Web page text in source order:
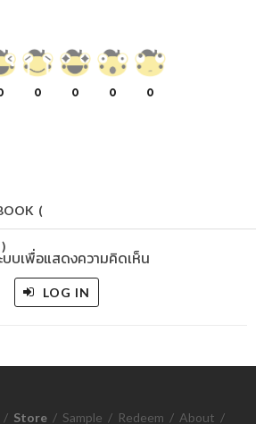
0 0 0 0
(
)
บบเพื่อแสดงความคิดเห็น
LOG IN
/ Store / Sample / Redeem / About /